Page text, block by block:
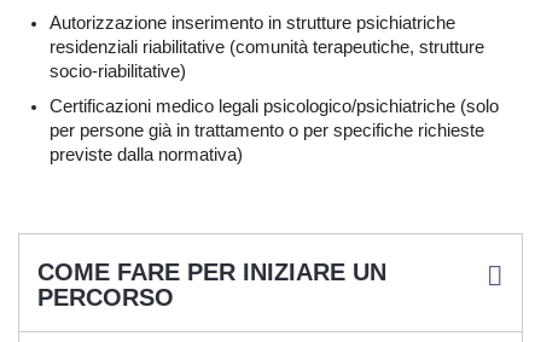
Autorizzazione inserimento in strutture psichiatriche
residenziali riabilitative (comunità terapeutiche, strutture
socio-riabilitative)
Certificazioni medico legali psicologico/psichiatriche (solo
per persone già in trattamento o per specifiche richieste
previste dalla normativa)
COME FARE PER INIZIARE UN
PERCORSO